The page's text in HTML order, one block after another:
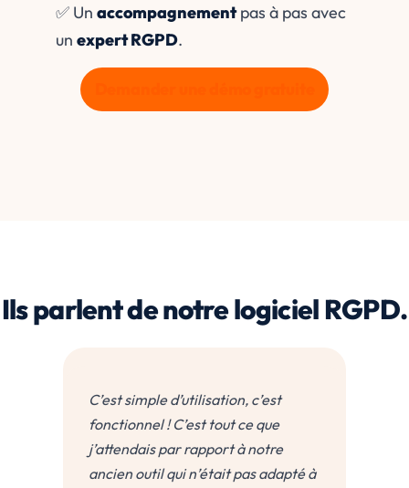
✅ Un accompagnementpas à pas avec
un expert RGPD.
Ils parlent de notre logiciel RGPD.
C’est simple d’utilisation, c’est
fonctionnel ! C’est tout ce que
j’attendais par rapport à notre
ancien outil qui n’était pas adapté à